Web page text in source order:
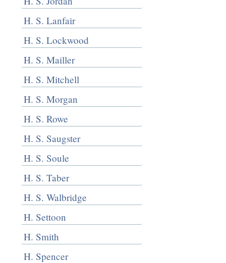
H. S. Lanfair
H. S. Lockwood
H. S. Mailler
H. S. Mitchell
H. S. Morgan
H. S. Rowe
H. S. Saugster
H. S. Soule
H. S. Taber
H. S. Walbridge
H. Settoon
H. Smith
H. Spencer